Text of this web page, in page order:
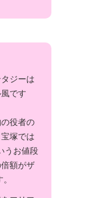
ジーは
です
役者の
塚では
うお値段
額がザ